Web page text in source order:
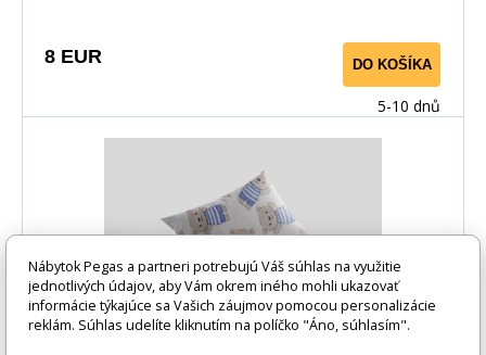
8 EUR DO KOŠÍKA
5-10 dnů
Nábytok Pegas a partneri potrebujú Váš súhlas na využitie
jednotlivých údajov, aby Vám okrem iného mohli ukazovať
informácie týkajúce sa Vašich záujmov pomocou personalizácie
reklám. Súhlas udelíte kliknutím na políčko "Áno, súhlasím".